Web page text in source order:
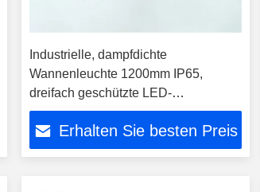
Industrielle, dampfdichte
Wannenleuchte 1200mm IP65,
dreifach geschützte LED-
Beleuchtung für Lagerhallen,
Tunnelbeleuchtung, wetterfeste
Wannenleuchten mit 3CCT-
Erhalten Sie besten Preis